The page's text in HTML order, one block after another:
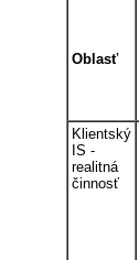
Oblasť
Klientský
IS -
realitná
činnosť